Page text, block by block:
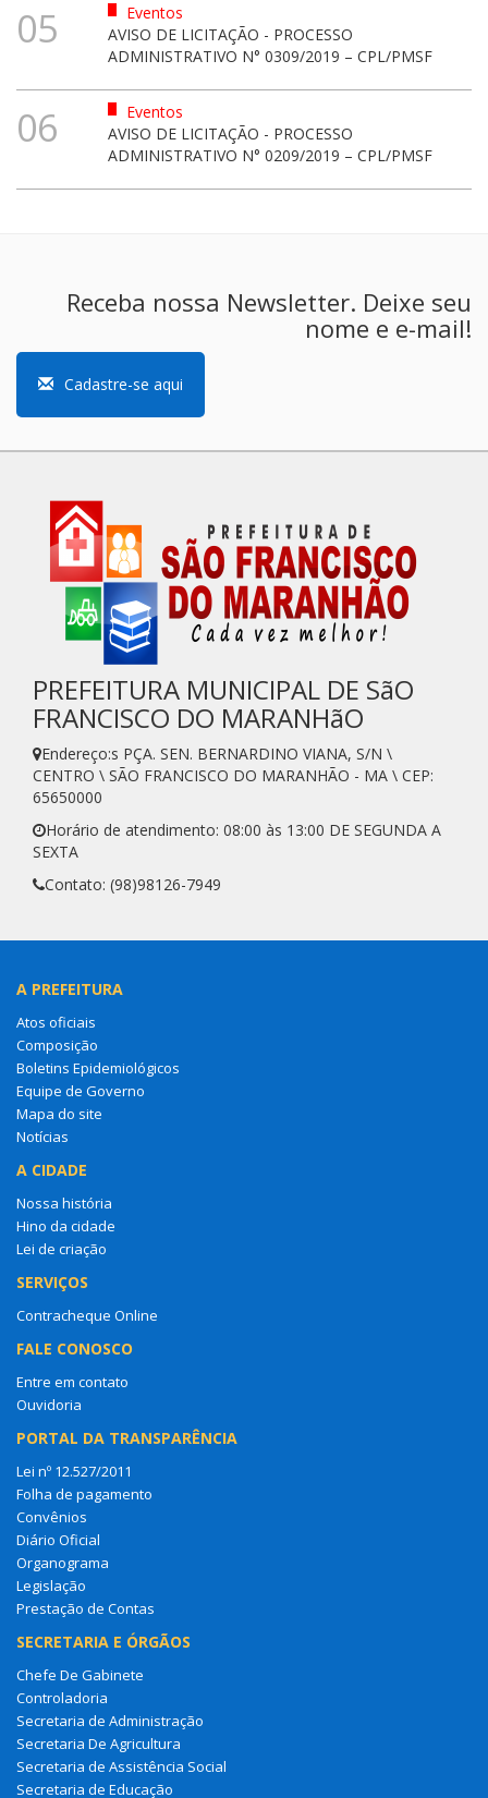
05
Eventos
AVISO DE LICITAÇÃO - PROCESSO
ADMINISTRATIVO N° 0309/2019 – CPL/PMSF
06
Eventos
AVISO DE LICITAÇÃO - PROCESSO
ADMINISTRATIVO N° 0209/2019 – CPL/PMSF
Receba nossa Newsletter. Deixe seu
nome e e-mail!
Cadastre-se aqui
PREFEITURA MUNICIPAL DE SãO
FRANCISCO DO MARANHãO
Endereço:s PÇA. SEN. BERNARDINO VIANA, S/N \
CENTRO \ SÃO FRANCISCO DO MARANHÃO - MA \ CEP:
65650000
Horário de atendimento: 08:00 às 13:00 DE SEGUNDA A
SEXTA
Contato: (98)98126-7949
A PREFEITURA
Atos oficiais
Composição
Boletins Epidemiológicos
Equipe de Governo
Mapa do site
Notícias
A CIDADE
Nossa história
Hino da cidade
Lei de criação
SERVIÇOS
Contracheque Online
FALE CONOSCO
Entre em contato
Ouvidoria
PORTAL DA TRANSPARÊNCIA
Lei nº 12.527/2011
Folha de pagamento
Convênios
Diário Oficial
Organograma
Legislação
Prestação de Contas
SECRETARIA E ÓRGÃOS
Chefe De Gabinete
Controladoria
Secretaria de Administração
Secretaria De Agricultura
Secretaria de Assistência Social
Secretaria de Educação